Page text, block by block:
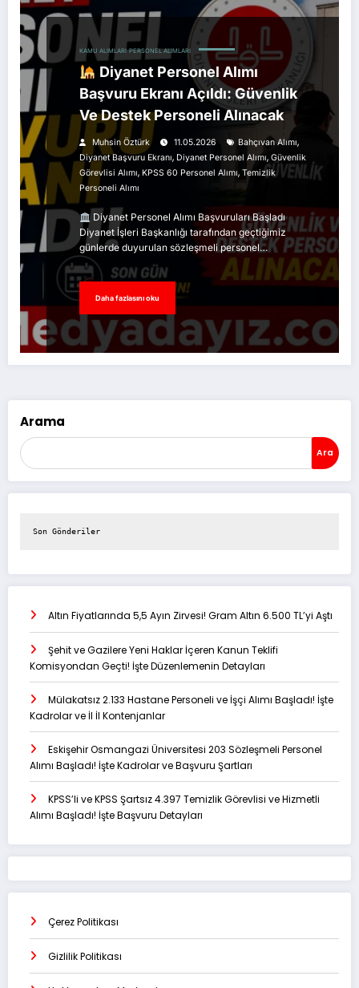
KAMU ALIMLARI PERSONEL ALIMLARI
Diyanet Personel Alımı
Başvuru Ekranı Açıldı: Güvenlik
Ve Destek Personeli Alınacak
Muhsin Öztürk 11.05.2026 Bahçıvan Alımı,
Diyanet Başvuru Ekranı, Diyanet Personel Alımı, Güvenlik
Görevlisi Alımı, KPSS 60 Personel Alımı, Temizlik
Personeli Alımı
Diyanet Personel Alımı Başvuruları Başladı
Diyanet İşleri Başkanlığı tarafından geçtiğimiz
günlerde duyurulan sözleşmeli personel…
Daha fazlasını oku
Arama
Ara
Son Gönderiler
Altın Fiyatlarında 5,5 Ayın Zirvesi! Gram Altın 6.500 TL’yi Aştı
Şehit ve Gazilere Yeni Haklar İçeren Kanun Teklifi
Komisyondan Geçti! İşte Düzenlemenin Detayları
Mülakatsız 2.133 Hastane Personeli ve İşçi Alımı Başladı! İşte
Kadrolar ve İl İl Kontenjanlar
Eskişehir Osmangazi Üniversitesi 203 Sözleşmeli Personel
Alımı Başladı! İşte Kadrolar ve Başvuru Şartları
KPSS’li ve KPSS Şartsız 4.397 Temizlik Görevlisi ve Hizmetli
Alımı Başladı! İşte Başvuru Detayları
Çerez Politikası
Gizlilik Politikası